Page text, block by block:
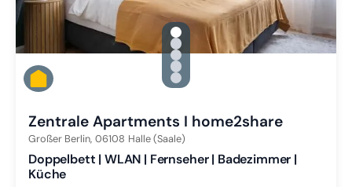
gallery.slide_selector
Zu Slide 1 wechseln
Zu Slide 2 wechseln
Zu Slide 3 wechseln
Zu Slide 4 wechseln
Zu Slide 5 wechseln
Zentrale Apartments I home2share
Großer Berlin, 06108 Halle (Saale)
Doppelbett | WLAN | Fernseher | Badezimmer |
Küche